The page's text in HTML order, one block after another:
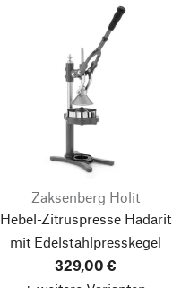
Zaksenberg Holit
Hebel-Zitruspresse Hadarit
mit Edelstahlpresskegel
329,00 €